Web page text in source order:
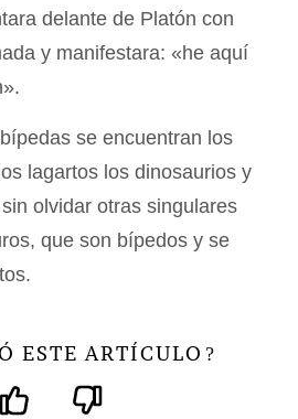
delante de Platón con
y manifestara: «he aquí
se encuentran los
lagartos los dinosaurios y
olvidar otras singulares
que son bípedos y se
ESTE ARTÍCULO ?